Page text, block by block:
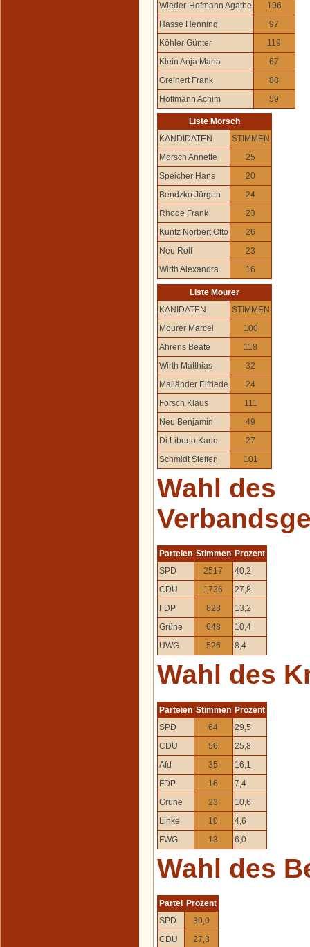
Wieder-Hofmann Agathe
196
Hasse Henning
97
Köhler Günter
119
Klein Anja Maria
67
Greinert Frank
88
Hoffmann Achim
59
Liste Morsch
KANDIDATEN
STIMMEN
Morsch Annette
25
Speicher Hans
20
Bendzko Jürgen
24
Rhode Frank
23
Kuntz Norbert Otto
26
Neu Rolf
23
Wirth Alexandra
16
Liste Mourer
KANIDATEN
STIMMEN
Mourer Marcel
100
Ahrens Beate
118
Wirth Matthias
32
Mailänder Elfriede
24
Forsch Klaus
111
Neu Benjamin
49
Di Liberto Karlo
27
Schmidt Steffen
101
Wahl des
Parteien Stimmen Prozent
SPD
2517
40,2
CDU
1736
27,8
FDP
828
13,2
Grüne
648
10,4
UWG
526 8,4
Wahl des
Parteien Stimmen Prozent
SPD
64
29,5
CDU
56
25,8
Afd
35
16,1
FDP
16
7,4
Grüne
23
10,6
Linke
10
4,6
FWG
13 6,0
Wahl des
Partei Prozent
SPD
30,0
CDU
27,3